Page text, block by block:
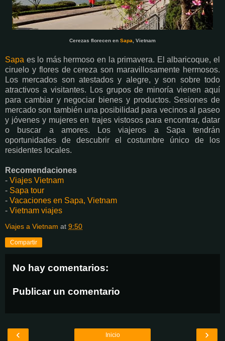
Cerezas florecen en Sapa , Vietnam
Sapa es lo más hermoso en la primavera. El albaricoque, el
ciruelo y flores de cereza son maravillosamente hermosos.
Los mercados son atestados y alegre, y son sobre todo
atractivos a visitantes. Los grupos de minoría vienen aquí
para cambiar y negociar bienes y productos. Sesiones de
mercado son también una posibilidad para vecinos al paseo
y jóvenes y mujeres en trajes vistosos para encontrar, datar
o buscar a amores. Los viajeros a Sapa tendrán
oportunidades de descubrir el costumbre único de los
residentes locales.
Recomendaciones
- Viajes Vietnam
- Sapa tour
- Vacaciones en Sapa, Vietnam
- Vietnam viajes
Viajes a Vietnam at 9:50
Compartir
No hay comentarios:
Publicar un comentario
‹ ›
Inicio